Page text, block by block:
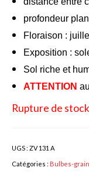
Divers
Bulbes
Callas
Glaïeuls
profondeur
Floraison :
Exposition :
Sol riche et
ATTENTION
Rupture de stock
UGS : ZV 131 A
Catégories : Bulbes-